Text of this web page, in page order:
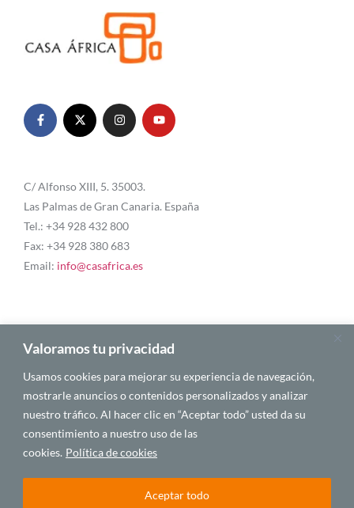
Valoramos tu privacidad
Usamos cookies para mejorar su experiencia de navegación,
mostrarle anuncios o contenidos personalizados y analizar
nuestro tráfico. Al hacer clic en “Aceptar todo” usted da su
consentimiento a nuestro uso de las
cookies. Política de cookies
Aceptar todo
C/ Alfonso XIII, 5. 35003.
Las Palmas de Gran Canaria. España
Tel.: +34 928 432 800
Fax: +34 928 380 683
Email: info@casafrica.es
Blog
Quiénes somos
Autores
Español